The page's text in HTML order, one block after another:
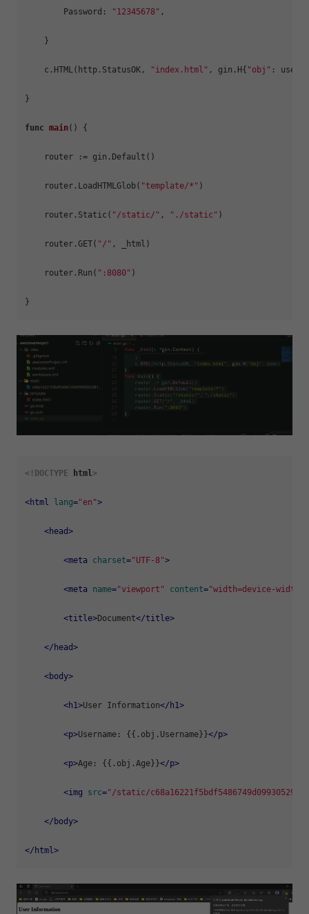
        Password:
"12345678" ,
    }
    c.HTML(http.StatusOK,
"index.html" , gin.H{ "obj" : user})
}
func main() {
    router := gin.Default()
    router.LoadHTMLGlob(
"template/*" )
    router.Static(
"/static/" , "./static" )
    router.GET(
"/" , _html)
    router.Run(
":8080" )
<!DOCTYPE html >
<html lang="en">
<head>
<meta charset="UTF-8">
<meta name="viewport" content="width=device-
<title>Document</title>
</ head>
<body>
<h1>User Information</ h1>
<p>Username: {{.obj.Username}}</p>
<p>Age: {{.obj.Age}}</p>
<img src="/static/
</ body>
</ html >